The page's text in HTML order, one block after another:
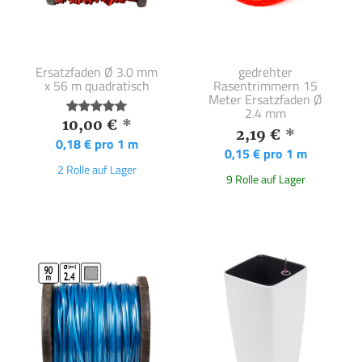
Ersatzfaden Ø 3.0 mm
x 56 m quadratisch
10,00 € *
0,18 € pro 1 m
2 Rolle auf Lager
gedrehter
Rasentrimmern 15
Meter Ersatzfaden Ø
2.4 mm
2,19 € *
0,15 € pro 1 m
9 Rolle auf Lager